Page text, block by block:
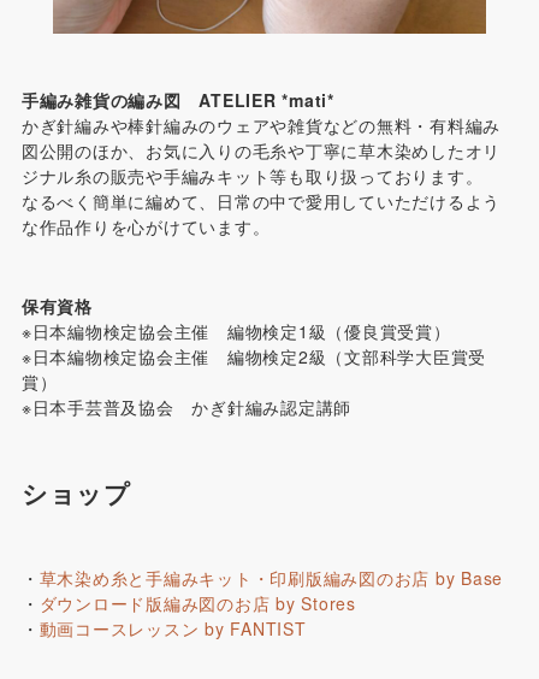
手編み雑貨の編み図 ATELIER *mati*
かぎ針編みや棒針編みのウェアや雑貨などの無料・有料編み
図公開のほか、お気に入りの毛糸や丁寧に草木染めしたオリ
ジナル糸の販売や手編みキット等も取り扱っております。
なるべく簡単に編めて、日常の中で愛用していただけるよう
な作品作りを心がけています。
保有資格
※日本編物検定協会主催 編物検定1級（優良賞受賞）
※日本編物検定協会主催 編物検定2級（文部科学大臣賞受
賞）
※日本手芸普及協会 かぎ針編み認定講師
ショップ
・ 草木染め糸と手編みキット・印刷版編み図のお店 by Base
・ ダウンロード版編み図のお店 by Stores
・ 動画コースレッスン by FANTIST